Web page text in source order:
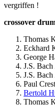
vergriffen !
crossover
Thomas
Eckhard
George
J.S.
J.S.
Paul
Bertold
Thomas